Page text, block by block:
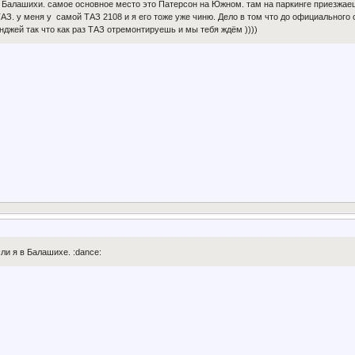
самое основное место это Патерсон на Южном. там на паркинге
у меня у самой ТАЗ 2108 и я его тоже уже чиню. Дело в том что до официального
так что как раз ТАЗ отремонтируешь и мы тебя ждём ))))
я в Балашихе. :dance: